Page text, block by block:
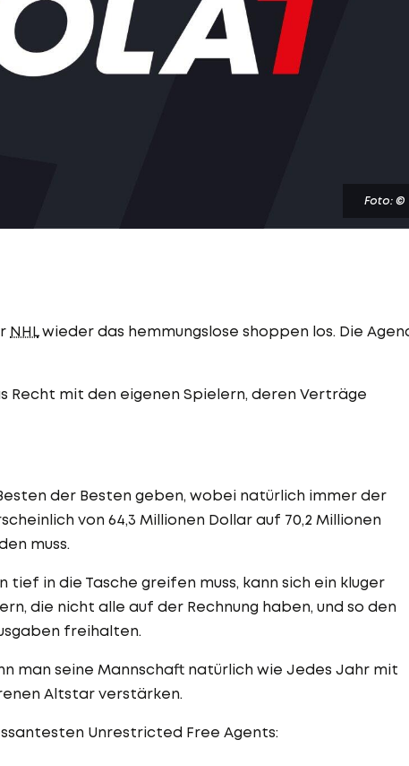
Foto: ©
NHLwieder das hemmungslose shoppen los. Die
Recht mit den eigenen Spielern, deren Verträge
der Besten geben, wobei natürlich immer der
von 64,3 Millionen Dollar auf 70,2 Millionen
muss.
in die Tasche greifen muss, kann sich ein kluger
die nicht alle auf der Rechnung haben, und so den
freihalten.
man seine Mannschaft natürlich wie Jedes Jahr mit
Altstar verstärken.
Unrestricted Free Agents: